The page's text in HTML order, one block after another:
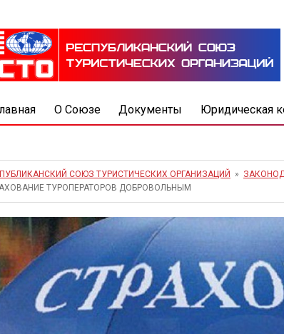
О Союзе Документы Юридическая
СОЮЗ ТУРИСТИЧЕСКИХ ОРГАНИЗАЦИЙ »
ТУРОПЕРАТОРОВ ДОБРОВОЛЬНЫМ